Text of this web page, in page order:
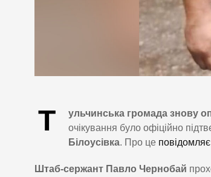
Т ульчинська громада знову
очікування було офіційно
Білоусівка. Про це повідомляє
Штаб-сержант Павло Чернобай